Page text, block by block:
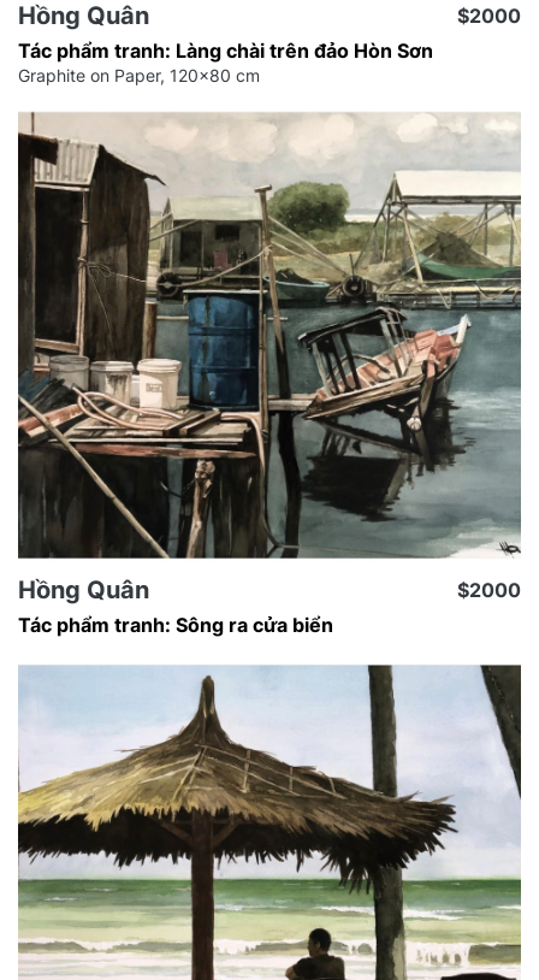
Hồng Quân
Tác phẩm tranh: Làng chài trên đảo Hòn Sơn
Graphite on Paper, 120x80 cm
$2000
Hồng Quân
Tác phẩm tranh: Sông ra cửa biển
$2000